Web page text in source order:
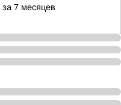
за 7 месяцев